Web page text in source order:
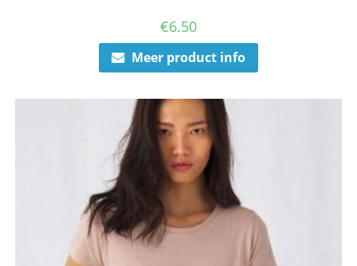
€6.50
Meer product info